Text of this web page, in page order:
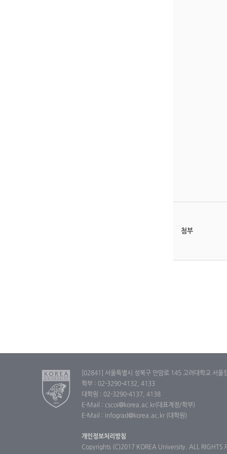
첨부
[02841] 서울특별시 성북구 안암로 145 고려대학교 서
학부 : 02-3290-4132, 4133
대학원 : 02-3290-4137, 4138
E-Mail : cscoi@korea.ac.kr(대표계정/학부)
E-Mail : infograd@korea.ac.kr (대학원)
개인정보처리방침
Copyrights (C)2017 KOREA University. ALL RIGHTS